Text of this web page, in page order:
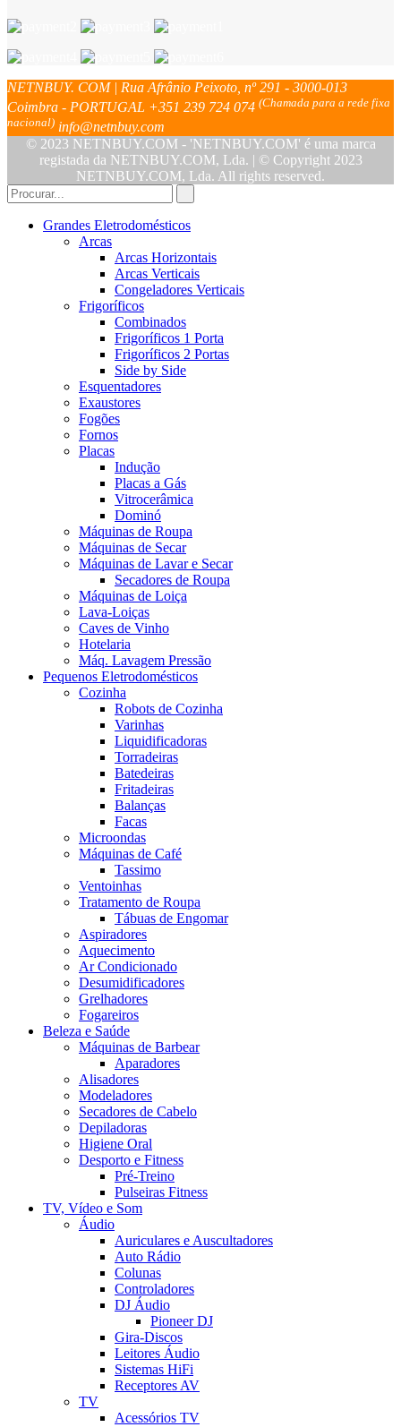
NETNBUY. COM | Rua Afrânio Peixoto, nº 291 - 3000-013
Coimbra - PORTUGAL +351 239 724 074 (Chamada para a rede fixa
nacional) info@netnbuy.com
© 2023 NETNBUY.COM - 'NETNBUY.COM' é uma marca
registada da NETNBUY.COM, Lda. | © Copyright 2023
NETNBUY.COM, Lda. All rights reserved.
Grandes Eletrodomésticos
Arcas
Arcas Horizontais
Arcas Verticais
Congeladores Verticais
Frigoríficos
Combinados
Frigoríficos 1 Porta
Frigoríficos 2 Portas
Side by Side
Esquentadores
Exaustores
Fogões
Fornos
Placas
Indução
Placas a Gás
Vitrocerâmica
Dominó
Máquinas de Roupa
Máquinas de Secar
Máquinas de Lavar e Secar
Secadores de Roupa
Máquinas de Loiça
Lava-Loiças
Caves de Vinho
Hotelaria
Máq. Lavagem Pressão
Pequenos Eletrodomésticos
Cozinha
Robots de Cozinha
Varinhas
Liquidificadoras
Torradeiras
Batedeiras
Fritadeiras
Balanças
Facas
Microondas
Máquinas de Café
Tassimo
Ventoinhas
Tratamento de Roupa
Tábuas de Engomar
Aspiradores
Aquecimento
Ar Condicionado
Desumidificadores
Grelhadores
Fogareiros
Beleza e Saúde
Máquinas de Barbear
Aparadores
Alisadores
Modeladores
Secadores de Cabelo
Depiladoras
Higiene Oral
Desporto e Fitness
Pré-Treino
Pulseiras Fitness
TV, Vídeo e Som
Áudio
Auriculares e Auscultadores
Auto Rádio
Colunas
Controladores
DJ Áudio
Pioneer DJ
Gira-Discos
Leitores Áudio
Sistemas HiFi
Receptores AV
TV
Acessórios TV